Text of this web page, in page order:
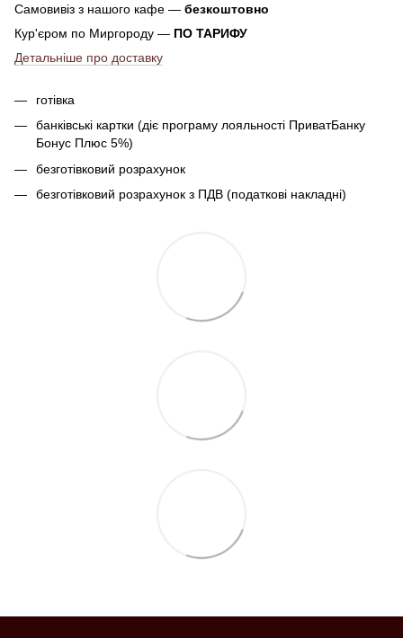
Самовивіз з нашого кафе — безкоштовно
Кур'єром по Миргороду — ПО ТАРИФУ
Детальніше про доставку
готівка
банківські картки (діє програму лояльності ПриватБанку
Бонус Плюс 5%)
безготівковий розрахунок
безготівковий розрахунок з ПДВ (податкові накладні)